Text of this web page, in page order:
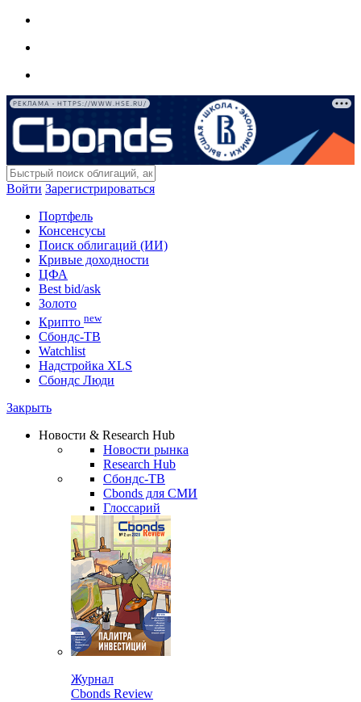
РЕКЛАМА • HTTPS://WWW.HSE.RU/
Войти Зарегистрироваться
Портфель
Консенсусы
Поиск облигаций (ИИ)
Кривые доходности
ЦФА
Best bid/ask
Золото
Крипто new
Сбондс-ТВ
Watchlist
Надстройка XLS
Сбондс Люди
Закрыть
Новости & Research Hub
Новости рынка
Research Hub
Сбондс-ТВ
Cbonds для СМИ
Глоссарий
Журнал
Cbonds Review